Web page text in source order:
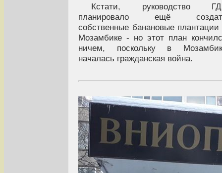
Кстати, руководство
планировало ещё
собственные банановые плантации
Мозамбике - но этот план
ничем, поскольку в
началась гражданская война.